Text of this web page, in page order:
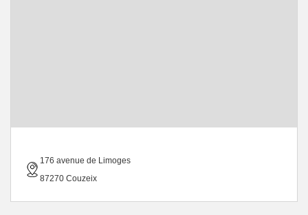
176 avenue de Limoges
87270 Couzeix